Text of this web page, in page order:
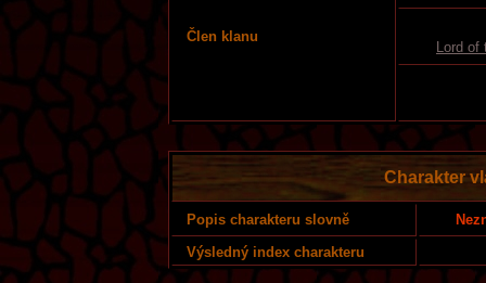
Člen klanu
Lord of
Charakter
Popis charakteru slovně
Výsledný index charakteru